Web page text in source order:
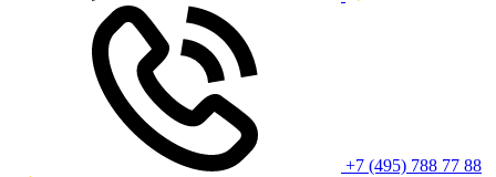
+7 (495) 788 77 88